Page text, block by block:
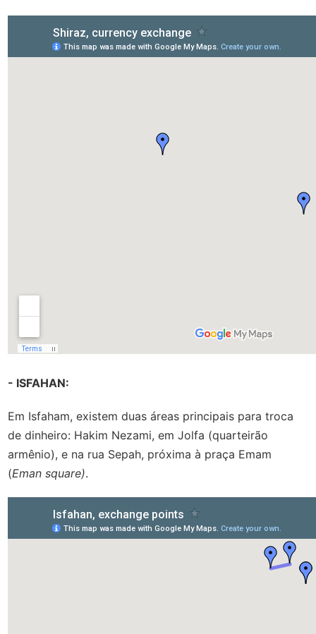
- ISFAHAN:
Em Isfaham, existem duas áreas principais para troca
de dinheiro: Hakim Nezami, em Jolfa (quarteirão
armênio), e na rua Sepah, próxima à praça Emam
(Eman square).